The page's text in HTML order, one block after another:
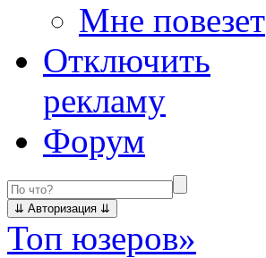
Мне повезет
Отключить
рекламу
Форум
Топ юзеров»